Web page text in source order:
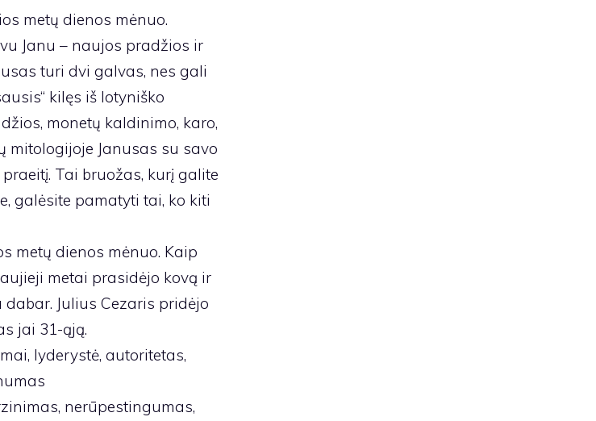
metų dienos mėnuo.
Janu – naujos pradžios ir
turi dvi galvas, nes gali
kilęs iš lotyniško
monetų kaldinimo, karo,
mitologijoje Janusas su savo
Tai bruožas, kurį galite
galėsite pamatyti tai, ko kiti
metų dienos mėnuo. Kaip
metai prasidėjo kovą ir
Julius Cezaris pridėjo
jai 31-ąją.
lyderystė, autoritetas,
nerūpestingumas,